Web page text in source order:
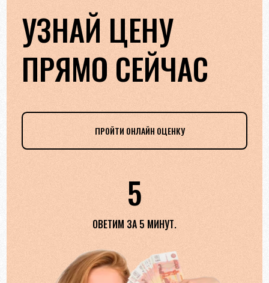
УЗНАЙ ЦЕНУ
ПРЯМО СЕЙЧАС
ПРОЙТИ ОНЛАЙН ОЦЕНКУ
5
ОВЕТИМ ЗА 5 МИНУТ.